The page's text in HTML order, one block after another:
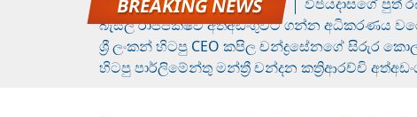
බැසිල් රාජපක්ෂව අත්අඩංගුවට ගන්න අධිකරණය
ශ්‍රී ලංකන් හිටපු CEO කපිල චන්ද්‍රසේනගේ සිරුර
හිටපු පාර්ලිමේන්තු මන්ත්‍රී චන්දන කත්‍රිආරච්චි